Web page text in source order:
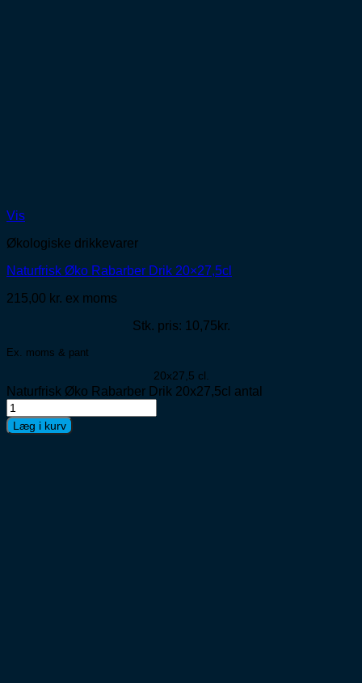
Vis
Økologiske drikkevarer
Naturfrisk Øko Rabarber Drik 20×27,5cl
215,00 kr. ex moms
Stk. pris: 10,75kr.
Ex. moms & pant
20x27,5 cl.
Naturfrisk Øko Rabarber Drik 20x27,5cl antal
Læg i kurv